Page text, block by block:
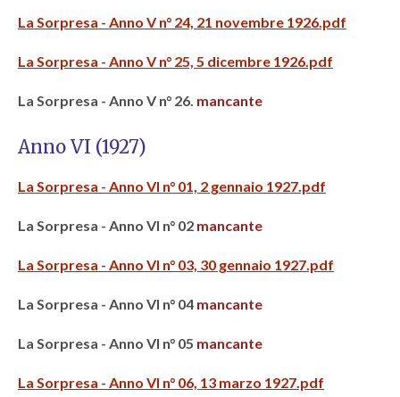
La Sorpresa - Anno V n° 24, 21 novembre 1926.pdf
La Sorpresa - Anno V n° 25, 5 dicembre 1926.pdf
La Sorpresa - Anno V n° 26. mancante
Anno VI (1927)
La Sorpresa - Anno VI n° 01, 2 gennaio 1927.pdf
La Sorpresa - Anno VI n° 02 mancante
La Sorpresa - Anno VI n° 03, 30 gennaio 1927.pdf
La Sorpresa - Anno VI n° 04 mancante
La Sorpresa - Anno VI n° 05 mancante
La Sorpresa - Anno VI n° 06, 13 marzo 1927.pdf